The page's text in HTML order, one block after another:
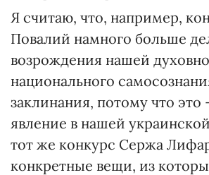
Я считаю, что, например,
Повалий намного больше
возрождения нашей
национального
заклинания, потому что это
явление в нашей
тот же конкурс Сержа
конкретные вещи, из